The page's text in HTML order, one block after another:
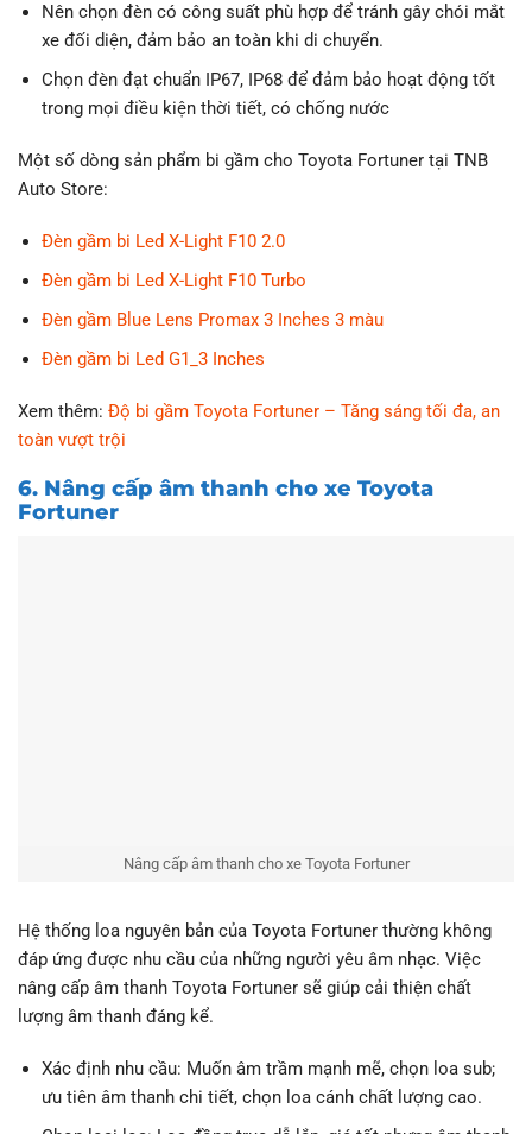
Nên chọn đèn có công suất phù hợp để tránh gây chói mắt
xe đối diện, đảm bảo an toàn khi di chuyển.
Chọn đèn đạt chuẩn IP67, IP68 để đảm bảo hoạt động tốt
trong mọi điều kiện thời tiết, có chống nước
Một số dòng sản phẩm bi gầm cho Toyota Fortuner tại TNB
Auto Store:
Đèn gầm bi Led X-Light F10 2.0
Đèn gầm bi Led X-Light F10 Turbo
Đèn gầm Blue Lens Promax 3 Inches 3 màu
Đèn gầm bi Led G1_3 Inches
Xem thêm: Độ bi gầm Toyota Fortuner – Tăng sáng tối đa, an
toàn vượt trội
6. Nâng cấp âm thanh cho xe Toyota
Fortuner
Nâng cấp âm thanh cho xe Toyota Fortuner
Hệ thống loa nguyên bản của Toyota Fortuner thường không
đáp ứng được nhu cầu của những người yêu âm nhạc. Việc
nâng cấp âm thanh Toyota Fortuner sẽ giúp cải thiện chất
lượng âm thanh đáng kể.
Xác định nhu cầu: Muốn âm trầm mạnh mẽ, chọn loa sub;
ưu tiên âm thanh chi tiết, chọn loa cánh chất lượng cao.